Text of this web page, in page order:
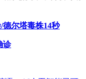
德尔塔毒株14秒
诊